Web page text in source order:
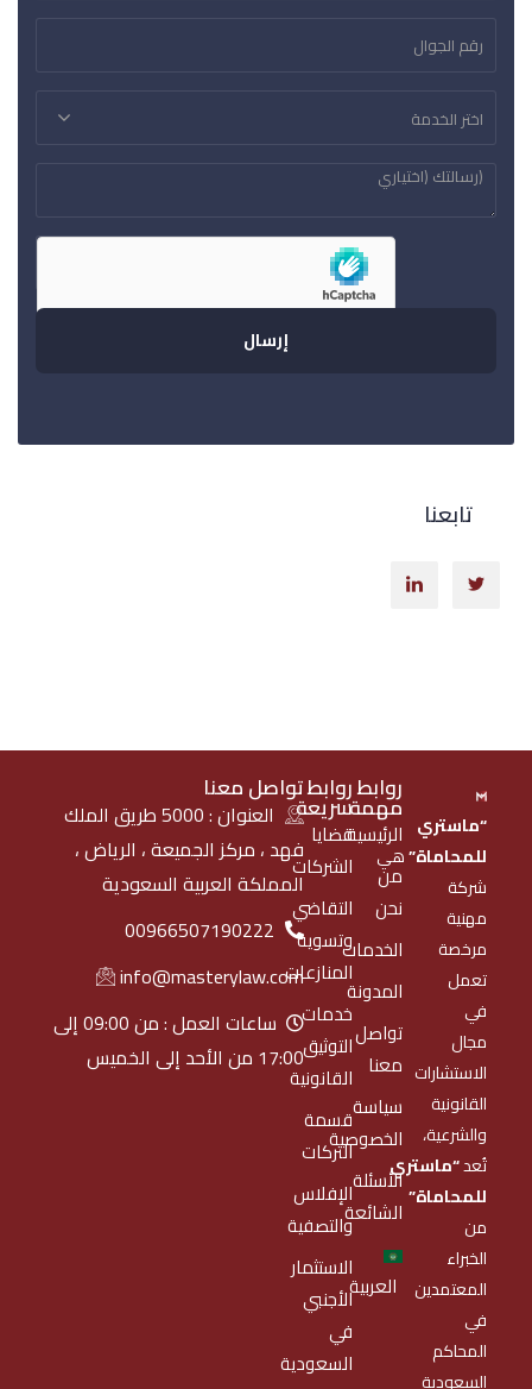
اختر الخدمة
تابعنا
“ماستري
للمحاماة”هي
شركة
مهنية
مرخصة
تعمل
في
مجال
الاستشارات
القانونية
والشرعية،
تُعد“ماستري
للمحاماة”
من
الخبراء
المعتمدين
في
المحاكم
السعودية
روابط
مهمة
الرئيسية
من
نحن
الخدمات
المدونة
تواصل
معنا
سياسة
الخصوصية
الأسئلة
الشائعة
العربية
روابط
سريعة
قضايا
الشركات
التقاضي
وتسوية
المنازعات
خدمات
التوثيق
القانونية
قسمة
التركات
الإفلاس
والتصفية
الاستثمار
الأجنبي
في
السعودية
تواصل معنا
العنوان : 5000 طريق الملك
فهد ، مركز الجميعة ، الرياض ،
المملكة العربية السعودية
00966507190222
info@masterylaw.com
ساعات العمل : من 09:00 إلى
17:00 من الأحد إلى الخميس